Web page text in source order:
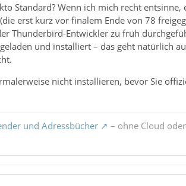
Standard? Wenn ich mich recht
erst kurz vor finalem Ende von 78
Thunderbird-Entwickler zu früh
und installiert – das geht natürlich
nicht installieren, bevor Sie
und Adressbücher – ohne Cloud